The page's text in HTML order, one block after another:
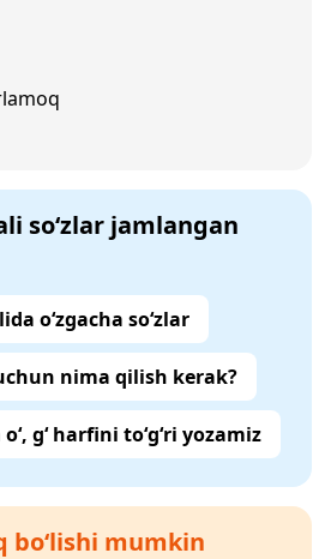
so‘zlar jamlangan
o‘zgacha so‘zlar
nima qilish kerak?
g‘ harfini to‘g‘ri yozamiz
bo‘lishi mumkin